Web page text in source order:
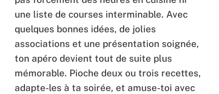
une liste de courses interminable. Avec
quelques bonnes idées, de jolies
associations et une présentation soignée,
ton apéro devient tout de suite plus
mémorable. Pioche deux ou trois recettes,
adapte-les à ta soirée, et amuse-toi avec